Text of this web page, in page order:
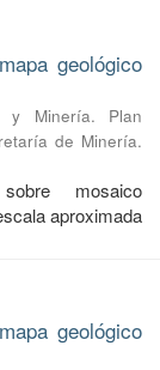
geológico
y Minería. Plan
de Minería.
mosaico
aproximada
geológico